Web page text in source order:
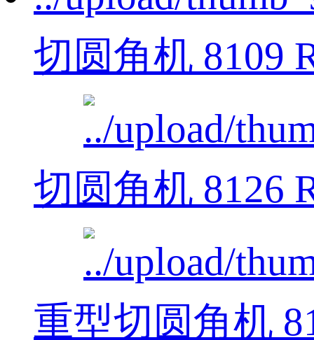
切圆角机 8109
切圆角机 8126
重型切圆角机